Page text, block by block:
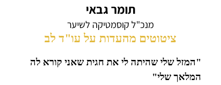
תומר גבאי
מנכ"ל קוסמטיקה לשיער
ציטוטים מהעדות על עו"ד לב
"המזל שלי שהיתה לי את חגית שאני קורא לה
המלאך שלי"